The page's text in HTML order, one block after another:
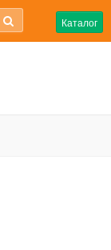
Каталог